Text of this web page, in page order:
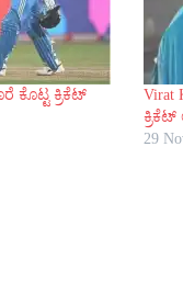
ಕೊಟ್ಟ ಕ್ರಿಕೆಟ್
Virat
ಕ್ರಿಕೆಟ್
29